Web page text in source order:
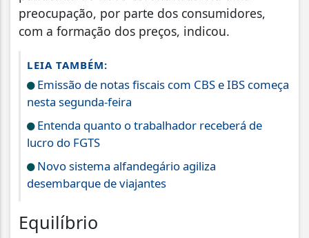
preocupação, por parte dos consumidores,
com a formação dos preços, indicou.
LEIA TAMBÉM:
Emissão de notas fiscais com CBS e IBS começa
nesta segunda-feira
Entenda quanto o trabalhador receberá de
lucro do FGTS
Novo sistema alfandegário agiliza
desembarque de viajantes
Equilíbrio